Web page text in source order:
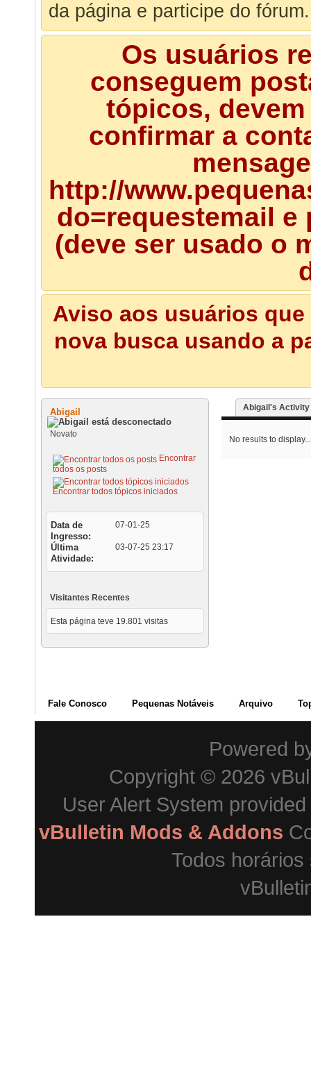
da página e participe do fórum.
Os usuários
conseguem
tópicos,
confirmar a
http://
do=requestemail
(deve ser usado o
Aviso aos usuários
nova busca usando a
Abigail
Novato
Encontrar
todos os posts
Encontrar todos tópicos iniciados
Data de
Ingresso
07-01-25
Última
Atividade
03-07-25 23:17
Visitantes Recentes
Esta página teve 19.801 visitas
Abigail's Activity
No results to display...
Fale Conosco Pequenas Notáveis Arquivo
Powered
Copyright © 2026
User Alert System
vBulletin Mods & Addons
Todos